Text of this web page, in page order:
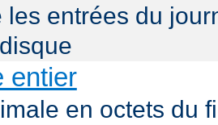
les entrées du
entier
en octets du